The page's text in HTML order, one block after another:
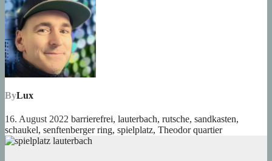
ByLux
16. August 2022 barrierefrei, lauterbach, rutsche, sandkasten,
schaukel, senftenberger ring, spielplatz, Theodor quartier